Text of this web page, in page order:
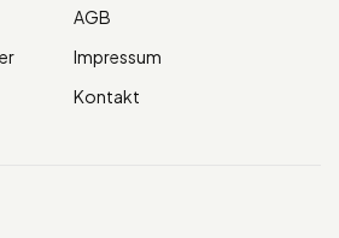
AGB
Impressum
Kontakt